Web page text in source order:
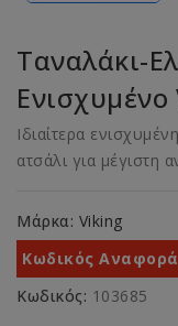
Ταναλάκι-
Ιδιαίτερα
ατσάλι για μέγιστη
Μάρκα: Viking
Κωδικός
Κωδικός: 103685